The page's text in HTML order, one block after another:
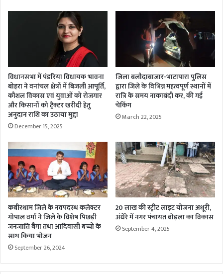
विधानसभा में पंडरिया विधायक भावना
बोहरा ने वनांचल क्षेत्रों में बिजली आपूर्ति,
कौशल विकास एवं युवाओं को रोजगार
और किसानों को ट्रैक्टर खरीदी हेतु
अनुदान राशि का उठाया मुद्दा
December 15, 2025
जिला बलौदाबाजार-भाटापारा पुलिस
द्वारा जिले के विभिन्न महत्वपूर्ण स्थानों में
रात्रि के समय नाकाबंदी कर, की गई
चेकिंग
March 22, 2025
कबीरधाम जिले के नवपदस्थ कलेक्टर
गोपाल वर्मा ने जिले के विशेष पिछड़ी
जनजाति बैगा तथा आदिवासी बच्चों के
साथ किया भोजन
September 26, 2024
20 लाख की स्ट्रीट लाइट योजना अधूरी,
अंधेरे में नगर पंचायत बोड़ला का विकास
September 4, 2025